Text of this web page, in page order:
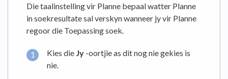
Die taalinstelling vir Planne bepaal watter Planne
in soekresultate sal verskyn wanneer jy vir Planne
regoor die Toepassing soek.
Kies die Jy -oortjie as dit nog nie gekies is
nie.